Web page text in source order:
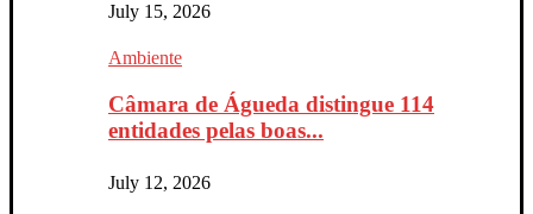
July 15, 2026
Ambiente
Câmara de Águeda distingue 114
entidades pelas boas...
July 12, 2026